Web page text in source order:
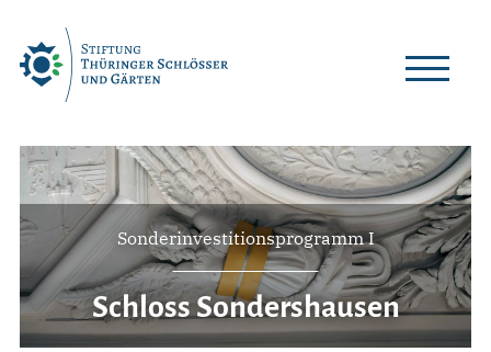
content
Sonderinvestitionsprogramm I
Schloss Sondershausen